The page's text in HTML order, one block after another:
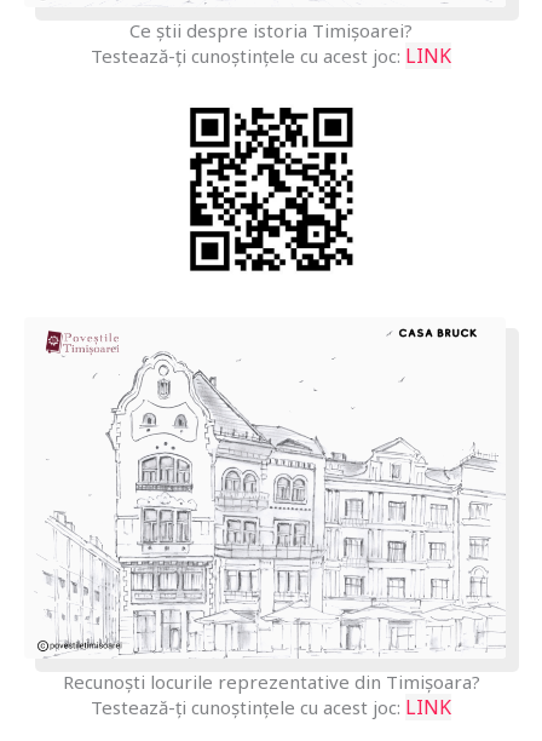
Ce știi despre istoria Timișoarei?
Testează-ți cunoștințele cu acest joc: LINK
Recunoști locurile reprezentative din Timișoara?
Testează-ți cunoștințele cu acest joc: LINK